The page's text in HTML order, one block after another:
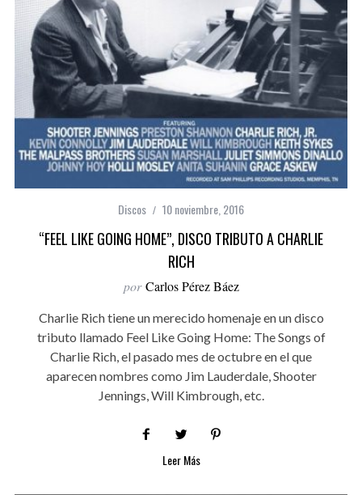
Discos 10 noviembre, 2016
“FEEL LIKE GOING HOME”, DISCO TRIBUTO A CHARLIE
RICH
por Carlos Pérez Báez
Charlie Rich tiene un merecido homenaje en un disco
tributo llamado Feel Like Going Home: The Songs of
Charlie Rich, el pasado mes de octubre en el que
aparecen nombres como Jim Lauderdale, Shooter
Jennings, Will Kimbrough, etc.
Leer Más